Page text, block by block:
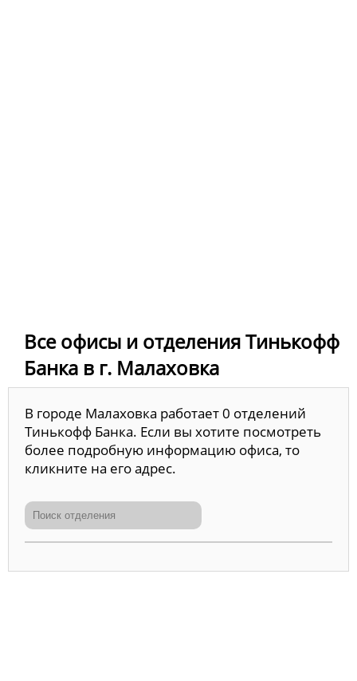
Все офисы и отделения Тинькофф
Банка в г. Малаховка
В городе Малаховка работает 0 отделений
Тинькофф Банка. Если вы хотите посмотреть
более подробную информацию офиса, то
кликните на его адрес.